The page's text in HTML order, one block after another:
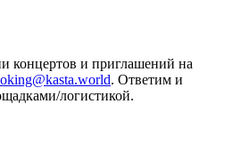
концертов и приглашений на
. Ответим и
логистикой.